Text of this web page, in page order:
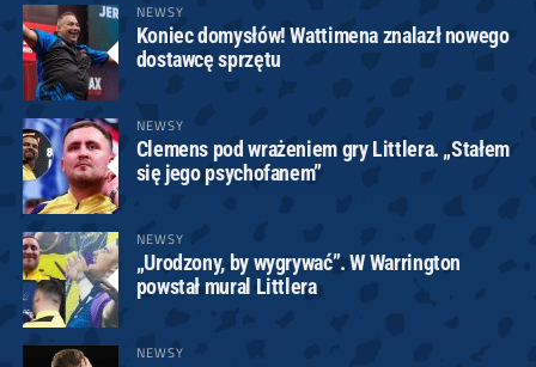
NEWSY
Koniec domysłów! Wattimena znalazł nowego
dostawcę sprzętu
NEWSY
Clemens pod wrażeniem gry Littlera. „Stałem
się jego psychofanem”
NEWSY
„Urodzony, by wygrywać”. W Warrington
powstał mural Littlera
NEWSY